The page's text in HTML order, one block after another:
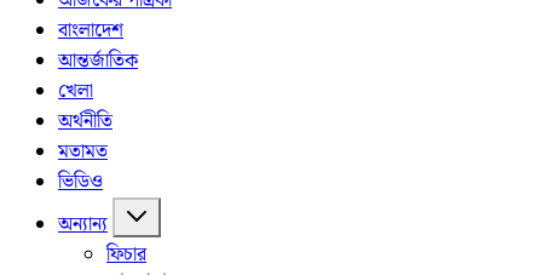
বাংলাদেশ
আন্তর্জাতিক
খেলা
অর্থনীতি
মতামত
ভিডিও
অন্যান্য
ফিচার